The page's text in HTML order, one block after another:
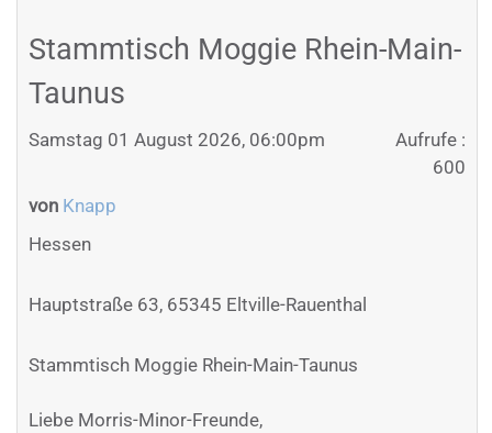
Stammtisch Moggie Rhein-Main-
Taunus
Samstag 01 August 2026, 06:00pm Aufrufe :
600
von Knapp
Hessen
Hauptstraße 63, 65345 Eltville-Rauenthal
Stammtisch Moggie Rhein-Main-Taunus
Liebe Morris-Minor-Freunde,